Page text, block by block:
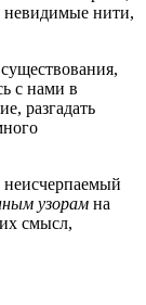
невидимые нити,
с нами в
разгадать
неисчерпаемый
узорам на
смысл,